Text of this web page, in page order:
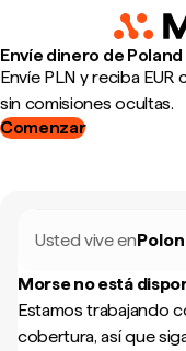
Envíe dinero de
Envíe PLN y reciba
sin comisiones ocultas.
Comenzar
Usted vive en
Morse no está
Estamos trabajando
cobertura, así que